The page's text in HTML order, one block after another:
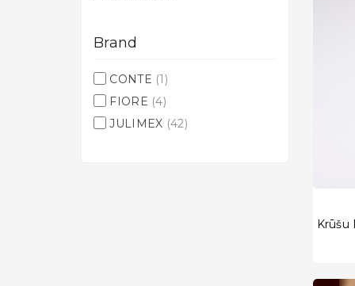
Brand
CONTE (1)
FIORE (4)
JULIMEX (42)